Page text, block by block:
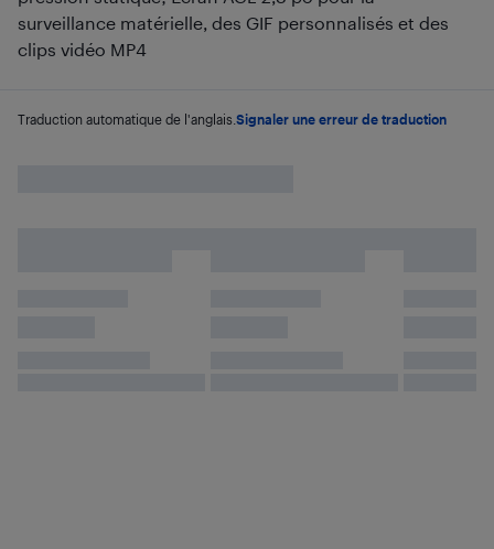
surveillance matérielle, des GIF personnalisés et des
clips vidéo MP4
Traduction automatique de l'anglais. Signaler une erreur de traduction